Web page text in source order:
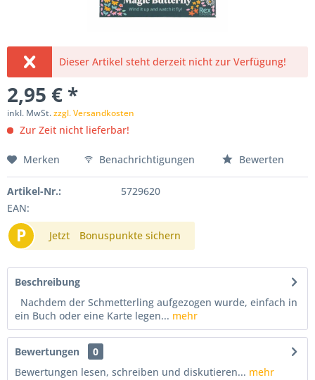
Dieser Artikel steht derzeit nicht zur Verfügung!
2,95 € *
inkl. MwSt.zzgl. Versandkosten
Zur Zeit nicht lieferbar!
Merken Benachrichtigungen Bewerten
Artikel-Nr.:
5729620
EAN:
P Jetzt Bonuspunkte sichern
Beschreibung
Nachdem der Schmetterling aufgezogen wurde, einfach in
ein Buch oder eine Karte legen... mehr
Bewertungen
0
Bewertungen lesen, schreiben und diskutieren... mehr